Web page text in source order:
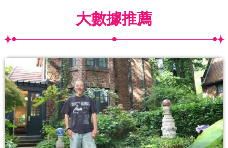
大數據推薦